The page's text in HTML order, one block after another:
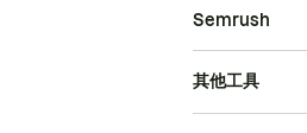
Semrush
其他工具